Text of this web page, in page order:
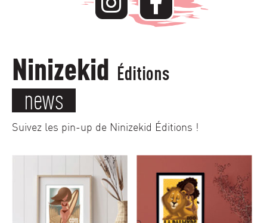
Ninizekid Éditions
news
Suivez les pin-up de Ninizekid Éditions !